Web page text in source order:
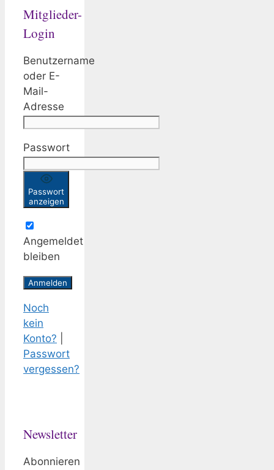
Mitglieder-
Login
Benutzername
oder E-
Mail-
Adresse
Passwort
Passwort
anzeigen
Angemeldet
bleiben
Noch
kein
Konto?
Passwort
vergessen?
Newsletter
Abonnieren